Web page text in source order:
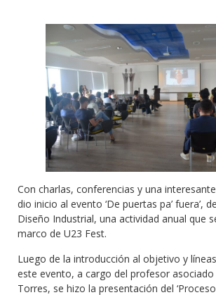
Con charlas, conferencias y una
dio inicio al evento ‘De puertas pa’ fuera’,
Diseño Industrial, una actividad anual que
marco de U23 Fest.
Luego de la introducción al objetivo y
este evento, a cargo del profesor asociado
Torres, se hizo la presentación del